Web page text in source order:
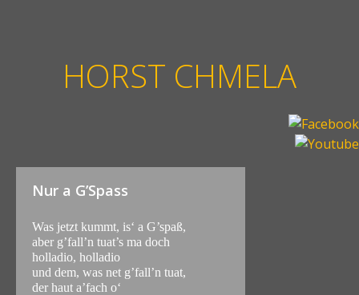
HORST CHMELA
Nur a G’Spass
Was jetzt kummt, is‘ a G’spaß,
aber g’fall’n tuat’s ma doch
holladio, holladio
und dem, was net g’fall’n tuat,
der haut a’fach o‘